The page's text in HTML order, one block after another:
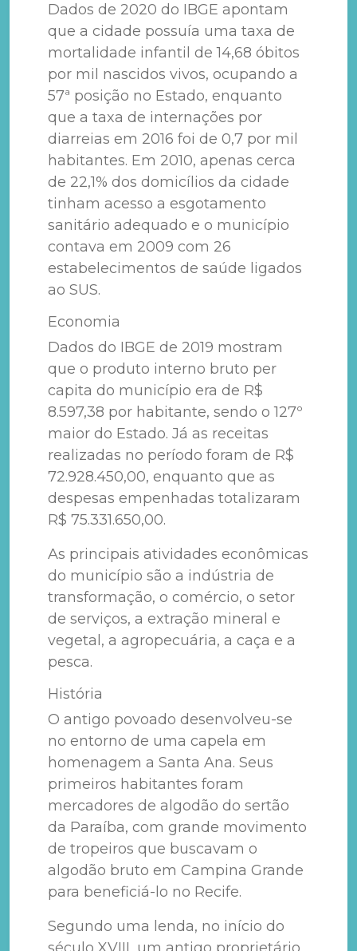
Dados de 2020 do IBGE apontam
que a cidade possuía uma taxa de
mortalidade infantil de 14,68 óbitos
por mil nascidos vivos, ocupando a
57ª posição no Estado, enquanto
que a taxa de internações por
diarreias em 2016 foi de 0,7 por mil
habitantes. Em 2010, apenas cerca
de 22,1% dos domicílios da cidade
tinham acesso a esgotamento
sanitário adequado e o município
contava em 2009 com 26
estabelecimentos de saúde ligados
ao SUS.
Economia
Dados do IBGE de 2019 mostram
que o produto interno bruto per
capita do município era de R$
8.597,38 por habitante, sendo o 127º
maior do Estado. Já as receitas
realizadas no período foram de R$
72.928.450,00, enquanto que as
despesas empenhadas totalizaram
R$ 75.331.650,00.
As principais atividades econômicas
do município são a indústria de
transformação, o comércio, o setor
de serviços, a extração mineral e
vegetal, a agropecuária, a caça e a
pesca.
História
O antigo povoado desenvolveu-se
no entorno de uma capela em
homenagem a Santa Ana. Seus
primeiros habitantes foram
mercadores de algodão do sertão
da Paraíba, com grande movimento
de tropeiros que buscavam o
algodão bruto em Campina Grande
para beneficiá-lo no Recife.
Segundo uma lenda, no início do